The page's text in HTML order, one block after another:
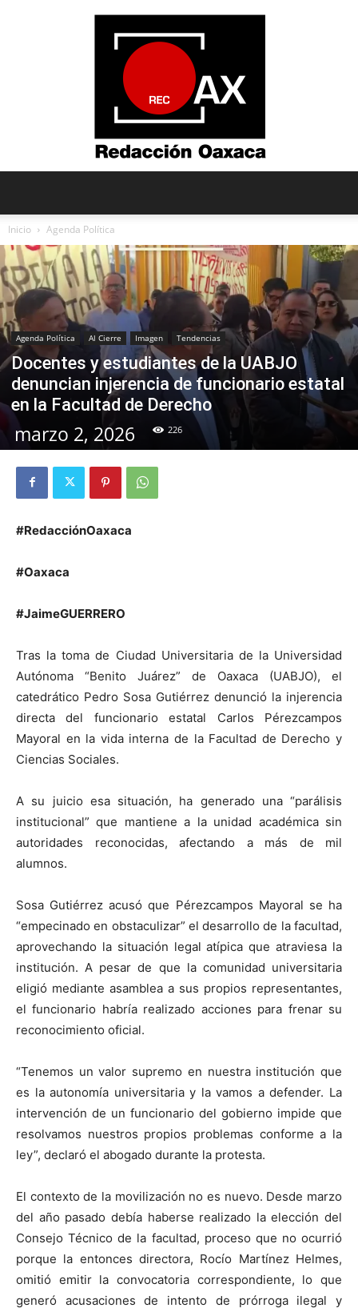
Oaxaca
Inicio Agenda Política
Agenda Política Al Cierre Imagen Tendencias
Docentes y estudiantes de la UABJO
denuncian injerencia de funcionario estatal
en la Facultad de Derecho
marzo 2, 2026 226
#RedacciónOaxaca
#Oaxaca
#JaimeGUERRERO
Tras la toma de Ciudad Universitaria de la Universidad
Autónoma “Benito Juárez” de Oaxaca (UABJO), el
catedrático Pedro Sosa Gutiérrez denunció la injerencia
directa del funcionario estatal Carlos Pérezcampos
Mayoral en la vida interna de la Facultad de Derecho y
Ciencias Sociales.
A su juicio esa situación, ha generado una “parálisis
institucional” que mantiene a la unidad académica sin
autoridades reconocidas, afectando a más de mil
alumnos.
Sosa Gutiérrez acusó que Pérezcampos Mayoral se ha
“empecinado en obstaculizar” el desarrollo de la facultad,
aprovechando la situación legal atípica que atraviesa la
institución. A pesar de que la comunidad universitaria
eligió mediante asamblea a sus propios representantes,
el funcionario habría realizado acciones para frenar su
reconocimiento oficial.
“Tenemos un valor supremo en nuestra institución que
es la autonomía universitaria y la vamos a defender. La
intervención de un funcionario del gobierno impide que
resolvamos nuestros propios problemas conforme a la
ley”, declaró el abogado durante la protesta.
El contexto de la movilización no es nuevo. Desde marzo
del año pasado debía haberse realizado la elección del
Consejo Técnico de la facultad, proceso que no ocurrió
porque la entonces directora, Rocío Martínez Helmes,
omitió emitir la convocatoria correspondiente, lo que
generó acusaciones de intento de prórroga ilegal y